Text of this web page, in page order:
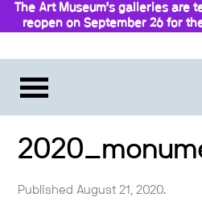
The Art Museum’s galleries are
reopen on September 26 for
Published August 21, 2020.